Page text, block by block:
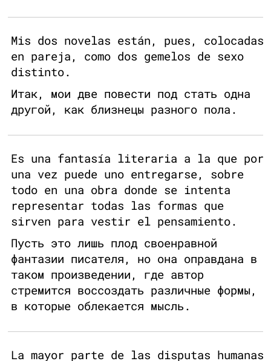
Mis dos novelas están, pues, colocadas
en pareja, como dos gemelos de sexo
distinto.
Итак, мои две повести под стать одна
другой, как близнецы разного пола.
Es una fantasía literaria a la que por
una vez puede uno entregarse, sobre
todo en una obra donde se intenta
representar todas las formas que
sirven para vestir el pensamiento.
Пусть это лишь плод своенравной
фантазии писателя, но она оправдана в
таком произведении, где автор
стремится воссоздать различные формы,
в которые облекается мысль.
La mayor parte de las disputas humanas